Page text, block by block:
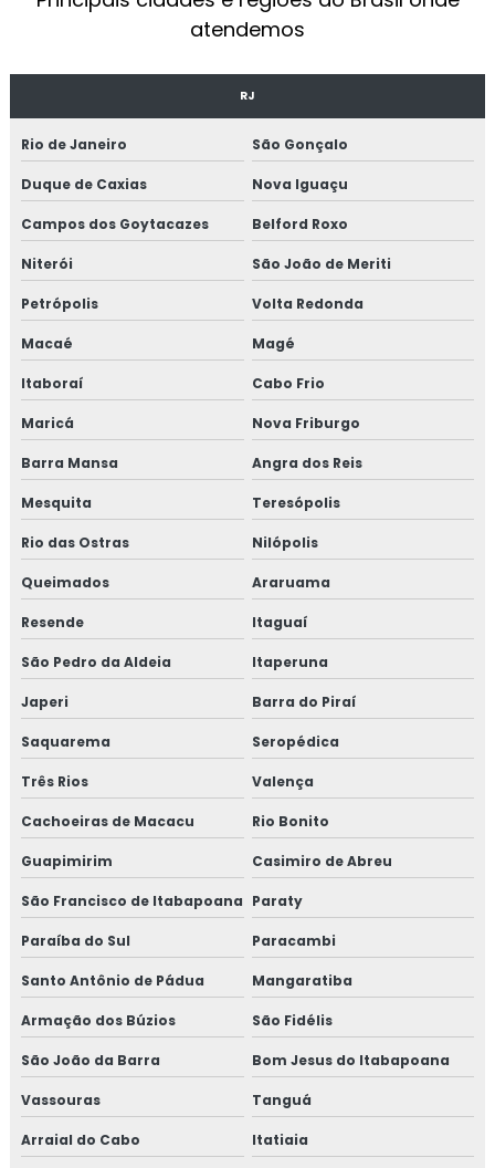
EMPRESAS DE MANUTENÇÃO INDUSTRIAL
MANUTENÇÃO EM CALDEIRAS INDUSTRIAIS
EMPRESA DE MANUTENÇÃO DE MÁQUINAS
INDUSTRIAIS
MANUTENÇÃO MECÂNICA INDUSTRIAL
SERVIÇOS DE MANUTENÇÃO INDUSTRIAL
TÉCNICO DE MANUTENÇÃO INDUSTRIAL
CURSO MANUTENÇÃO INDUSTRIAL
MONTAGEM DE TUBULAÇÃO
MONTAGEM DE TUBULAÇÃO INDUSTRIAL
CUSTO DE MONTAGEM DE TUBULAÇÃO
INDUSTRIAL
EMPRESA DE MONTAGEM DE TUBULAÇÃO
INDUSTRIAL
MONTAGEM DE TUBULAÇÃO DE INOX
INDUSTRIAL
TREINAMENTO NR13 VASO DE PRESSÃO
TREINAMENTO NR13 CALDEIRA
TREINAMENTO NR13 TUBULAÇÃO
TREINAMENTO NR13 TANQUE METÁLICO
TREINAMENTO NR10
TREINAMENTO NR10 SEGURANÇA EM
INSTALAÇÕES ELÉTRICAS
TREINAMENTO NR34
TREINAMENTO NR34 ITEM TESTE DE
atendemos
RJ
Rio de Janeiro São Gonçalo
Duque de Caxias Nova Iguaçu
Campos dos Goytacazes Belford Roxo
Niterói São João de Meriti
Petrópolis Volta Redonda
Macaé Magé
Itaboraí Cabo Frio
Maricá Nova Friburgo
Barra Mansa Angra dos Reis
Mesquita Teresópolis
Rio das Ostras Nilópolis
Queimados Araruama
Resende Itaguaí
São Pedro da Aldeia Itaperuna
Japeri Barra do Piraí
Saquarema Seropédica
Três Rios Valença
Cachoeiras de Macacu Rio Bonito
Guapimirim Casimiro de Abreu
São Francisco de Itabapoana Paraty
Paraíba do Sul Paracambi
Santo Antônio de Pádua Mangaratiba
Armação dos Búzios São Fidélis
São João da Barra Bom Jesus do Itabapoana
Vassouras Tanguá
Arraial do Cabo Itatiaia